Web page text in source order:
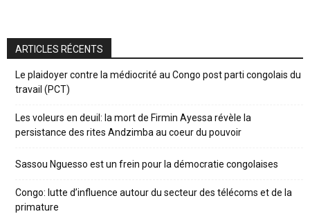
ARTICLES RÉCENTS
Le plaidoyer contre la médiocrité au Congo post parti congolais du
travail (PCT)
Les voleurs en deuil: la mort de Firmin Ayessa révèle la
persistance des rites Andzimba au coeur du pouvoir
Sassou Nguesso est un frein pour la démocratie congolaises
Congo: lutte d’influence autour du secteur des télécoms et de la
primature